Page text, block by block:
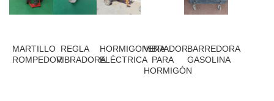
MARTILLO
ROMPEDOR
REGLA
VIBRADORA
HORMIGONERA
ELÉCTRICA
VIBRADOR
PARA
HORMIGÓN
BARREDORA
GASOLINA